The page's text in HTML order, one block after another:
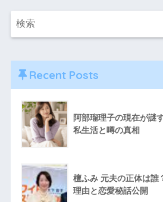
Recent Posts
阿部瑠理子の現在が謎
私生活と噂の真相
檀ふみ 元夫の正体は誰
理由と恋愛秘話公開